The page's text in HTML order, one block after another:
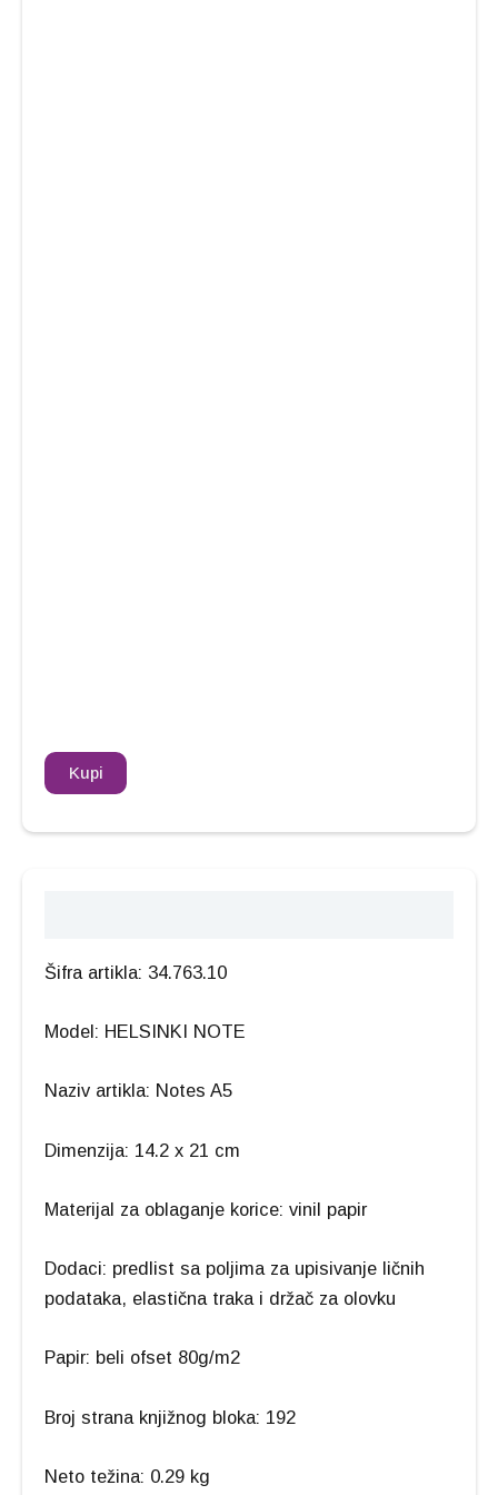
Kupi
Šifra artikla: 34.763.10
Model: HELSINKI NOTE
Naziv artikla: Notes A5
Dimenzija: 14.2 x 21 cm
Materijal za oblaganje korice: vinil papir
Dodaci: predlist sa poljima za upisivanje ličnih
podataka, elastična traka i držač za olovku
Papir: beli ofset 80g/m2
Broj strana knjižnog bloka: 192
Neto težina: 0.29 kg